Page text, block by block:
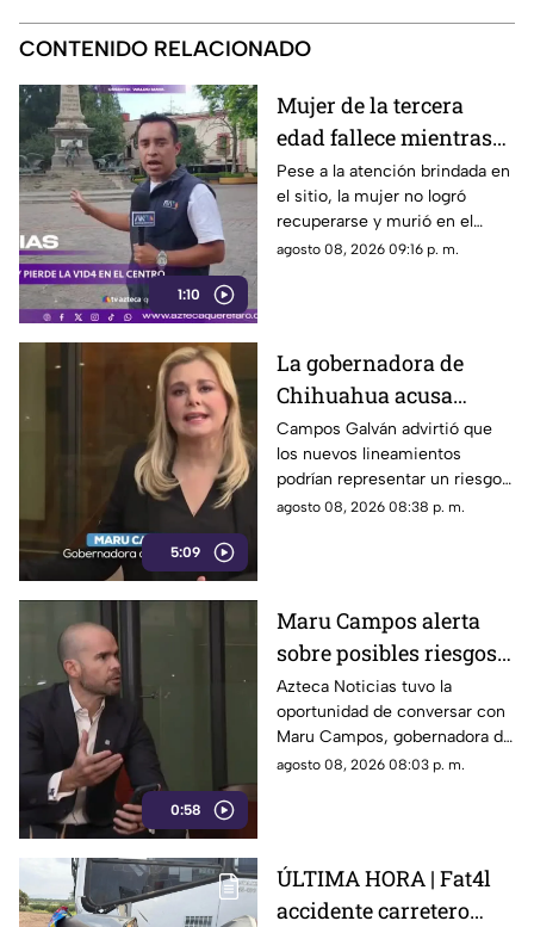
CONTENIDO RELACIONADO
1:10
Mujer de la tercera
edad fallece mientras
caminaba por el Centro
de Querétaro
Pese a la atención brindada en
el sitio, la mujer no logró
recuperarse y murió en el
lugar.
agosto 08, 2026 09:16 p. m.
5:09
La gobernadora de
Chihuahua acusa
posible censura
impulsada desde el
Gobierno Federal
Campos Galván advirtió que
los nuevos lineamientos
podrían representar un riesgo
para la libertad de expresión
agosto 08, 2026 08:38 p. m.
0:58
Maru Campos alerta
sobre posibles riesgos
para la libertad de
expresión
Azteca Noticias tuvo la
oportunidad de conversar con
Maru Campos, gobernadora de
Chihuahua, quien habló sobre
para la libertad de expresión
agosto 08, 2026 08:03 p. m.
ÚLTIMA HORA | Fat4l
accidente carretero